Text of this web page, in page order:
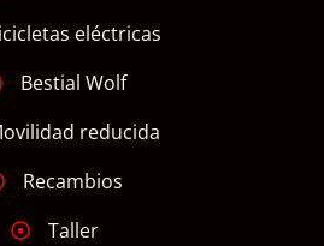
eléctricas
Bestial Wolf
reducida
Recambios
Taller